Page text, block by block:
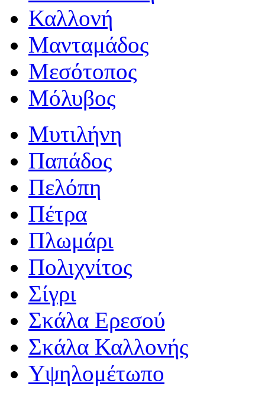
Καλλονή
Μανταμάδος
Μεσότοπος
Μόλυβος
Μυτιλήνη
Παπάδος
Πελόπη
Πέτρα
Πλωμάρι
Πολιχνίτος
Σίγρι
Σκάλα Ερεσού
Σκάλα Καλλονής
Υψηλομέτωπο